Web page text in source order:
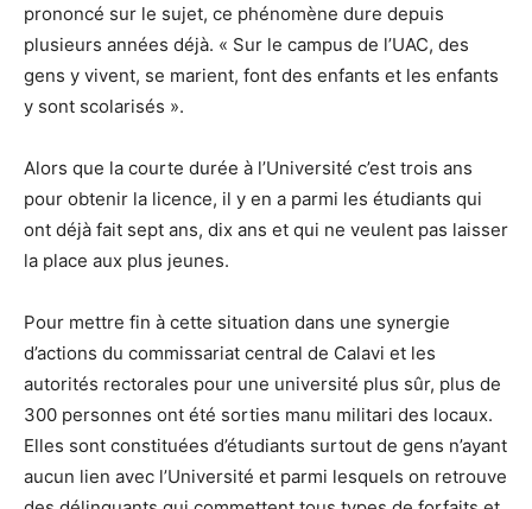
prononcé sur le sujet, ce phénomène dure depuis
plusieurs années déjà. « Sur le campus de l’UAC, des
gens y vivent, se marient, font des enfants et les enfants
y sont scolarisés ».
Alors que la courte durée à l’Université c’est trois ans
pour obtenir la licence, il y en a parmi les étudiants qui
ont déjà fait sept ans, dix ans et qui ne veulent pas laisser
la place aux plus jeunes.
Pour mettre fin à cette situation dans une synergie
d’actions du commissariat central de Calavi et les
autorités rectorales pour une université plus sûr, plus de
300 personnes ont été sorties manu militari des locaux.
Elles sont constituées d’étudiants surtout de gens n’ayant
aucun lien avec l’Université et parmi lesquels on retrouve